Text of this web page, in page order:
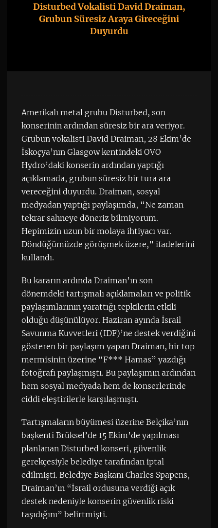
Disturbed Vokalisti David Draiman,
Grubun Süresiz Araya Gireceğini
Duyurdu
Amerikalı metal grubu Disturbed, son
konserinin ardından süresiz bir ara veriyor.
Grubun vokalisti David Draiman, 28 Ekim’de
İskoçya’nın Glasgow kentindeki OVO
Hydro’daki konserin ardından yaptığı
açıklamada, grubun süresiz bir tura ara
vereceğini duyurdu. Draiman, sosyal
medyadan yaptığı paylaşımda, “Ne zaman
tekrar sahneye döneriz bilmiyorum.
Hepimizin uzun bir molaya ihtiyacı var.
Döndüğümüzde görüşmek üzere,” ifadelerini
kullandı.
Bu kararın ardında Draiman’ın son
dönemdeki tartışmalı açıklamaları ve politik
paylaşımlarının yarattığı tepkilerin etkili
olduğu düşünülüyor. Haziran ayında İsrail
Savunma Kuvvetleri (IDF)’ne destek verdiğini
gösteren bir paylaşım yapan Draiman, bir top
mermisinin üzerine “F*** Hamas” yazdığı
fotoğrafı paylaşmıştı. Bu paylaşımın ardından
hem sosyal medyada hem de konserlerinde
ciddi eleştirilerle karşılaşmıştı.
Tartışmaların büyümesi üzerine Belçika’nın
başkenti Brüksel’de 15 Ekim’de yapılması
planlanan Disturbed konseri, güvenlik
gerekçesiyle belediye tarafından iptal
edilmişti. Belediye Başkanı Charles Spapens,
Draiman’ın “İsrail ordusuna verdiği açık
destek nedeniyle konserin güvenlik riski
taşıdığını” belirtmişti.